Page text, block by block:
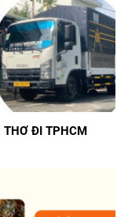
LÃNH - TPHCM